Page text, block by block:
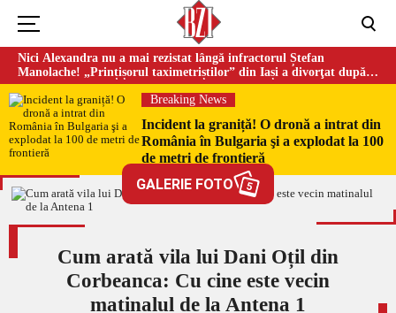
Nici Alexandra nu a mai rezistat lângă infractorul Ștefan
Manolache! „Prințișorul taximetriștilor” din Iași a divorţat după
doi ani de căsnicie
Breaking News
Incident la graniță! O dronă a intrat din
România în Bulgaria şi a explodat la 100
de metri de frontieră
GALERIE FOTO 5
Cum arată vila lui Dani Oțil din
Corbeanca: Cu cine este vecin
matinalul de la Antena 1